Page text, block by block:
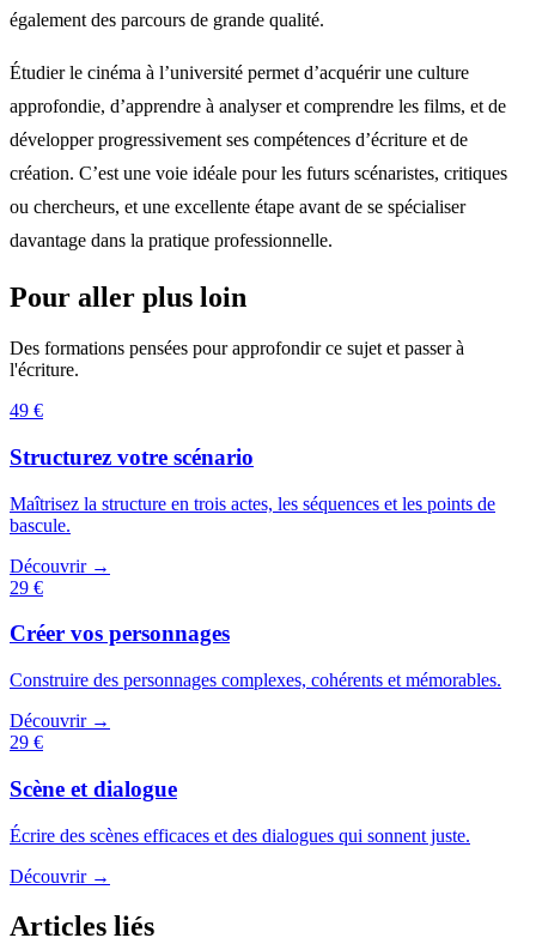
également des parcours de grande qualité.
Étudier le cinéma à l’université permet d’acquérir une culture
approfondie, d’apprendre à analyser et comprendre les films, et de
développer progressivement ses compétences d’écriture et de
création. C’est une voie idéale pour les futurs scénaristes, critiques
ou chercheurs, et une excellente étape avant de se spécialiser
davantage dans la pratique professionnelle.
Pour aller plus loin
Des formations pensées pour approfondir ce sujet et passer à
l'écriture.
49 €
Structurez votre scénario
Maîtrisez la structure en trois actes, les séquences et les points de
bascule.
Découvrir →
29 €
Créer vos personnages
Construire des personnages complexes, cohérents et mémorables.
Découvrir →
29 €
Scène et dialogue
Écrire des scènes efficaces et des dialogues qui sonnent juste.
Découvrir →
Articles liés